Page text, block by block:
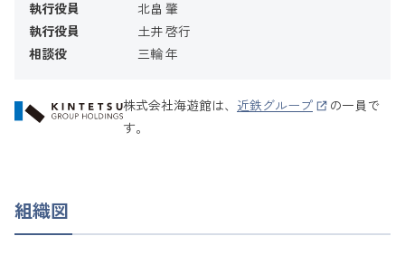
執行役員
北畠 肇
執行役員
土井 啓行
相談役
三輪 年
株式会社海遊館は、 近鉄グループ
の一員で
す。
組織図